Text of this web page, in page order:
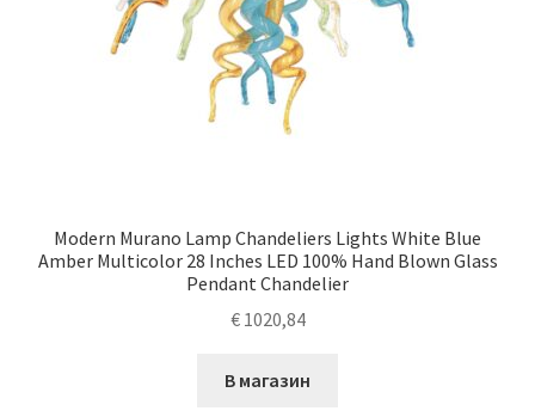
Modern Murano Lamp Chandeliers Lights White Blue
Amber Multicolor 28 Inches LED 100% Hand Blown Glass
Pendant Chandelier
€1020,84
В магазин